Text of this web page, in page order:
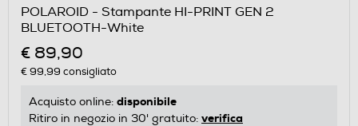
POLAROID - Stampante HI-PRINT GEN 2
BLUETOOTH-White
€ 89,90
€ 99,99 consigliato
Acquisto online: disponibile
Ritiro in negozio in 30' gratuito: verifica